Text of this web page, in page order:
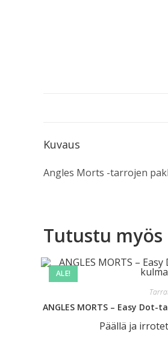
Kuvaus
Angles Morts -tarrojen
Tutustu myös
ALE!
ANGLES MORTS – Easy
Päällä ja